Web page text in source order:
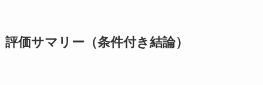
評価サマリー（条件付き結論）